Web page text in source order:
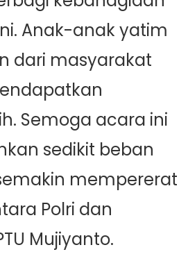
Anak-anak yatim
dari masyarakat
Semoga acara ini
sedikit beban
mempererat
Polri dan
Mujiyanto.